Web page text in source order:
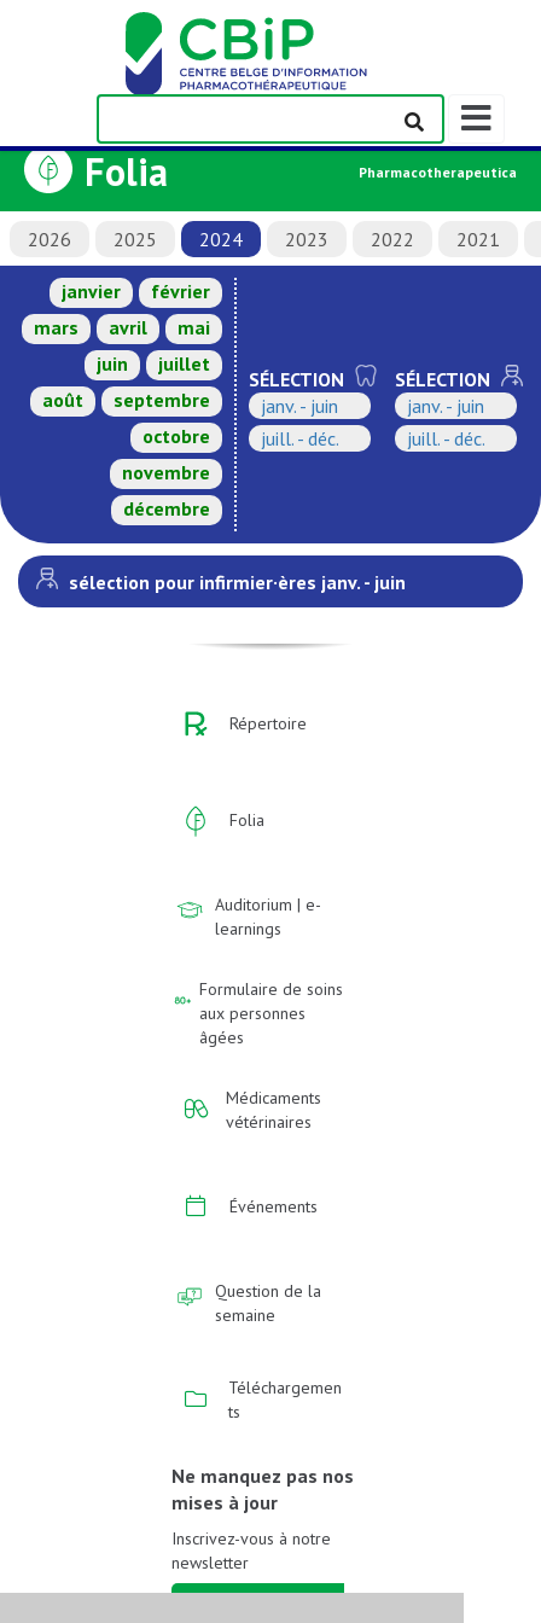
Afficher/
la
de
navigation
Folia Pharmacotherapeutica
2026 2025 2024 2023 2022 2021
janvier
février
mars
avril
mai
juin
juillet
août
septembre
octobre
novembre
décembre
SÉLECTION
janv. - juin
juill. - déc.
SÉLECTION
janv. - juin
juill. - déc.
sélection pour infirmier·ères janv. - juin
Répertoire
Folia
Auditorium | e-
learnings
Formulaire de soins
aux personnes
âgées
Médicaments
vétérinaires
Événements
Question de la
semaine
Téléchargemen
ts
Ne manquez pas nos
mises à jour
Inscrivez-vous à notre
newsletter